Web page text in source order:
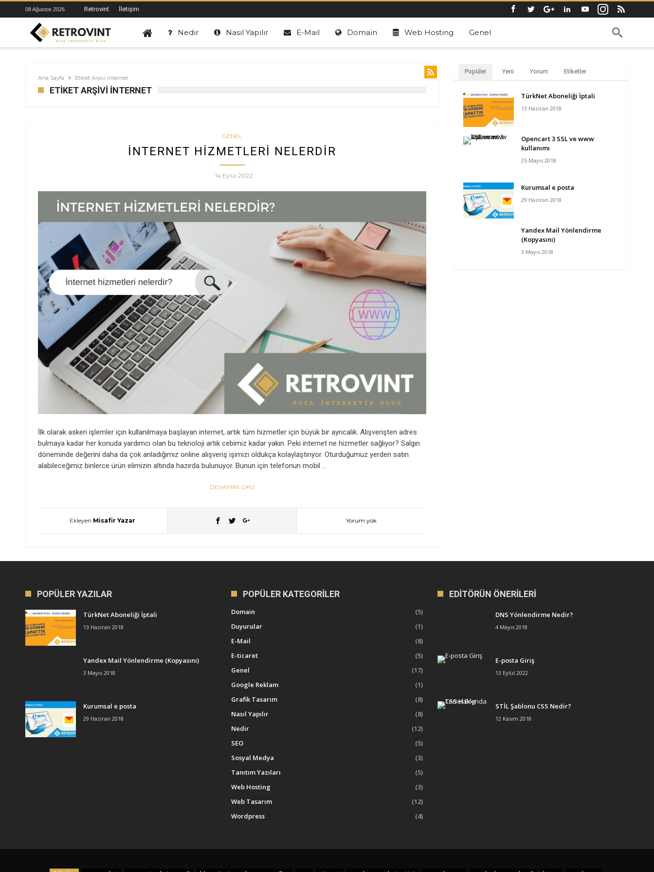
08 Ağustos 2026 Retrovint İletişim
Nedir Nasıl Yapılır E-Mail Domain Web Hosting Genel
Ana Sayfa Etiket Arşivi internet
ETIKET ARŞIVI INTERNET
GENEL
İNTERNET HIZMETLERI NELERDIR
14 Eylül 2022
İlk olarak askeri işlemler için kullanılmaya başlayan internet, artık tüm hizmetler için büyük bir ayrıcalık. Alışverişten adres
bulmaya kadar her konuda yardımcı olan bu teknoloji artık cebimiz kadar yakın. Peki internet ne hizmetler sağlıyor? Salgın
döneminde değerini daha da çok anladığımız online alışveriş işimizi oldukça kolaylaştırıyor. Oturduğumuz yerden satın
alabileceğimiz binlerce ürün elimizin altında hazırda bulunuyor. Bunun için telefonun mobil …
DEVAMINI OKU
Ekleyen Misafir Yazar Yorum yok
Popüler Yeni Yorum Etiketler
TürkNet Aboneliği İptali
13 Haziran 2018
Opencart 3 SSL ve www
kullanımı
25 Mayıs 2018
Kurumsal e posta
29 Haziran 2018
Yandex Mail Yönlendirme
(Kopyasını)
3 Mayıs 2018
POPÜLER YAZILAR
TürkNet Aboneliği İptali
13 Haziran 2018
Yandex Mail Yönlendirme (Kopyasını)
3 Mayıs 2018
Kurumsal e posta
29 Haziran 2018
POPÜLER KATEGORILER
Domain
(5)
Duyurular
(1)
E-Mail
(8)
E-ticaret
(5)
Genel
(17)
Google Reklam
(1)
Grafik Tasarım
(8)
Nasıl Yapılır
(8)
Nedir
(12)
SEO
(5)
Sosyal Medya
(3)
Tanıtım Yazıları
(5)
Web Hosting
(3)
Web Tasarım
(12)
Wordpress
(4)
EDITÖRÜN ÖNERILERI
DNS Yönlendirme Nedir?
4 Mayıs 2018
E-posta Giriş
13 Eylül 2022
STİL Şablonu CSS Nedir?
12 Kasım 2018